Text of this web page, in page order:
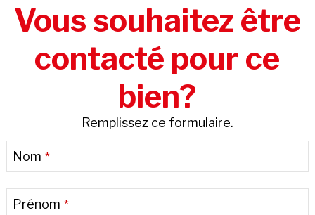
Vous souhaitez être
contacté pour ce
bien?
Remplissez ce formulaire.
Nom *
Prénom *